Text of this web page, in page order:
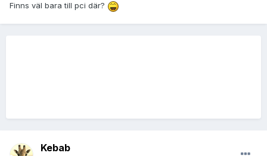
Finns väl bara till pci där?
Kebab